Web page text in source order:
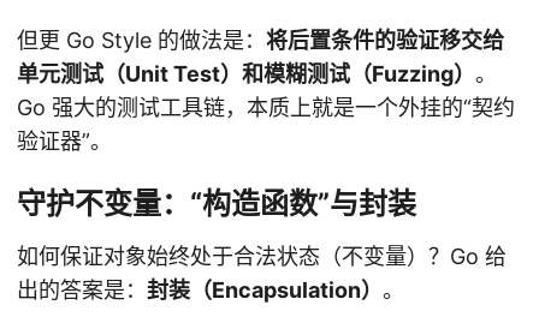
但更 Go Style 的做法是： 将后置条件的验证移交给
单元测试（Unit Test）和模糊测试（Fuzzing） 。
Go 强大的测试工具链，本质上就是一个外挂的“契约
验证器”。
守护不变量：“构造函数”与封装
如何保证对象始终处于合法状态（不变量）？Go 给
出的答案是： 封装（Encapsulation） 。